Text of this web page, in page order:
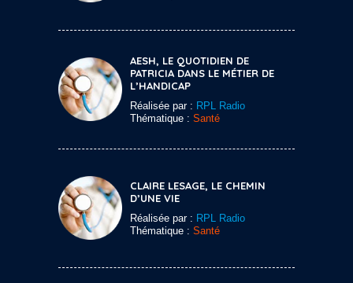
AESH, LE QUOTIDIEN DE
PATRICIA DANS LE MÉTIER DE
L’HANDICAP
Réalisée par : RPL Radio
Thématique : Santé
CLAIRE LESAGE, LE CHEMIN
D’UNE VIE
Réalisée par : RPL Radio
Thématique : Santé